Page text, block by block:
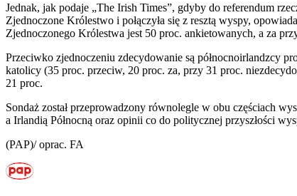
Jednak, jak podaje „The Irish Times”, gdyby do referendum
Zjednoczone Królestwo i połączyła się z resztą wyspy,
Zjednoczonego Królestwa jest 50 proc. ankietowanych, a za
Przeciwko zjednoczeniu zdecydowanie są północnoirlandzcy
katolicy (35 proc. przeciw, 20 proc. za, przy 31 proc.
21 proc.
Sondaż został przeprowadzony równolegle w obu częściach
a Irlandią Północną oraz opinii co do politycznej przyszłości
(PAP)/ oprac. FA